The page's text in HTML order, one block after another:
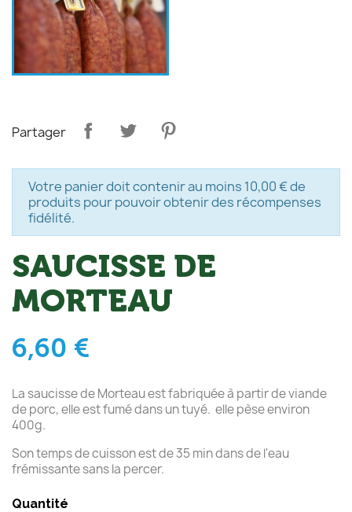
Partager
Votre panier doit contenir au moins 10,00 € de
produits pour pouvoir obtenir des récompenses
fidélité.
SAUCISSE DE
MORTEAU
6,60 €
La saucisse de Morteau est fabriquée à partir de viande
de porc, elle est fumé dans un tuyé. elle pèse environ
400g.
Son temps de cuisson est de 35 min dans de l'eau
frémissante sans la percer.
Quantité